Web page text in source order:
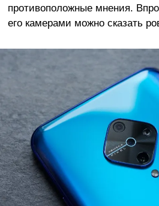
противоположные мнения.
его камерами можно сказать